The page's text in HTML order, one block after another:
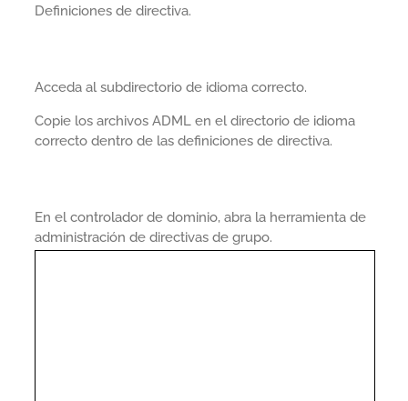
Definiciones de directiva.
Acceda al subdirectorio de idioma correcto.
Copie los archivos ADML en el directorio de idioma
correcto dentro de las definiciones de directiva.
En el controlador de dominio, abra la herramienta de
administración de directivas de grupo.